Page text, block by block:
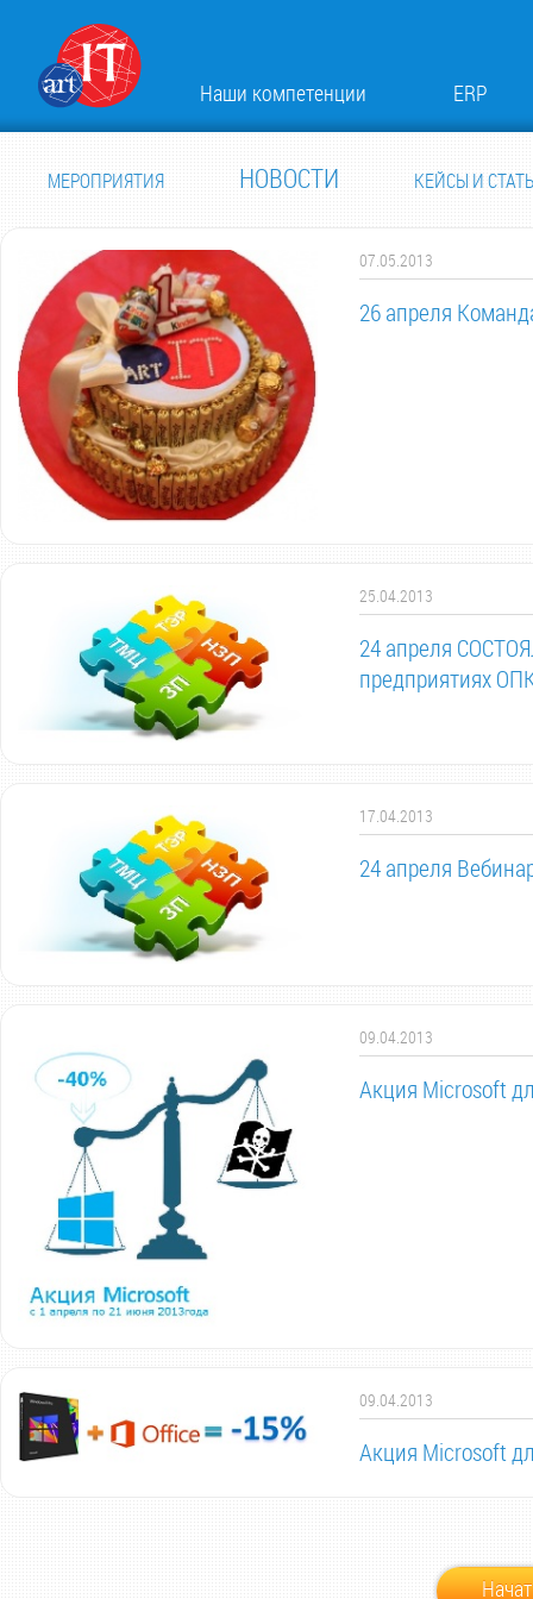
Наши компетенции ERP
МЕРОПРИЯТИЯ НОВОСТИ КЕЙСЫ И
07.05.2013
26 апреля
25.04.2013
24 апреля
предприятиях
17.04.2013
24 апреля
09.04.2013
Акция Microsoft
09.04.2013
Акция Microsoft